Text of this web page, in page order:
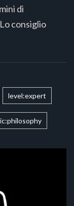
di
consiglio
level:expert